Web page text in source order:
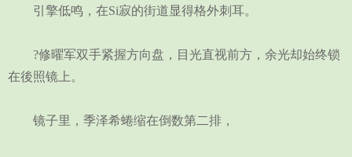
引擎低鸣，在Si寂的街道显得格外刺耳。
?修曜军双手紧握方向盘，目光直视前方，余光却始终锁
在後照镜上。
镜子里，季泽希蜷缩在倒数第二排，